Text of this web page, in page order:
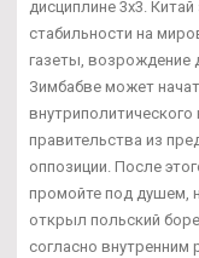
дисциплине 3х3.
стабильности на
газеты, возрождение
Зимбабве может
внутриполитического
правительства из
оппозиции. После
промойте под душем,
открыл польский
согласно внутренним